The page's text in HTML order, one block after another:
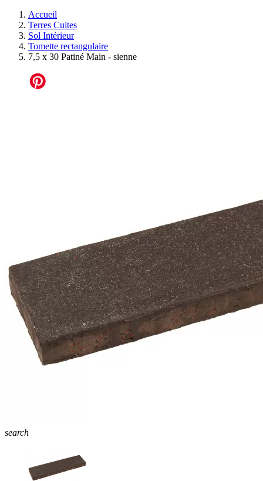
Accueil
Terres Cuites
Sol Intérieur
Tomette rectangulaire
7,5 x 30 Patiné Main - sienne
search